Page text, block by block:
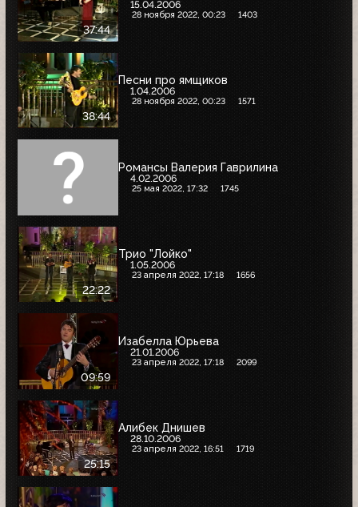
37:44
15.04.2006
28 ноября 2022, 00:23 1403
38:44
Песни про ямщиков
1.04.2006
28 ноября 2022, 00:23 1571
Романсы Валерия Гаврилина
4.02.2006
25 мая 2022, 17:32 1745
22:22
Трио "Лойко"
1.05.2006
23 апреля 2022, 17:18 1656
09:59
Изабелла Юрьева
21.01.2006
23 апреля 2022, 17:18 2099
25:15
Алибек Днишев
28.10.2006
23 апреля 2022, 16:51 1719